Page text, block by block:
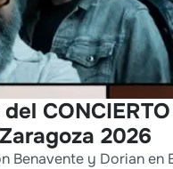
del
2026
Benavente y Dorian